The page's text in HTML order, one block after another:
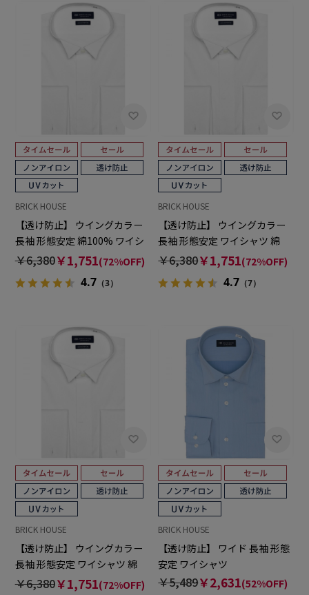
BRICK HOUSE
【透け防止】 ウイングカラー
長袖 形態安定 綿100% ワイシ
ャツ 白無地
￥6,380￥1,751(72%OFF)
4.7（3）
BRICK HOUSE
【透け防止】 ウイングカラー
長袖 形態安定 ワイシャツ 綿
100%
￥6,380￥1,751(72%OFF)
4.7 （7）
BRICK HOUSE
【透け防止】 ウイングカラー
長袖 形態安定 ワイシャツ 綿
100%
￥6,380￥1,751(72%OFF)
BRICK HOUSE
【透け防止】 ワイド 長袖 形態
安定 ワイシャツ
￥5,489￥2,631(52%OFF)